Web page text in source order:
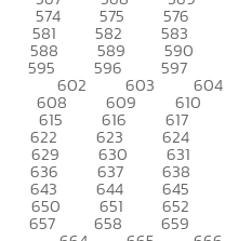
574 575 576
581 582 583
588 589 590
595 596 597
602 603 604
608 609 610
615 616 617
622 623 624
629 630 631
636 637 638
643 644 645
650 651 652
657 658 659